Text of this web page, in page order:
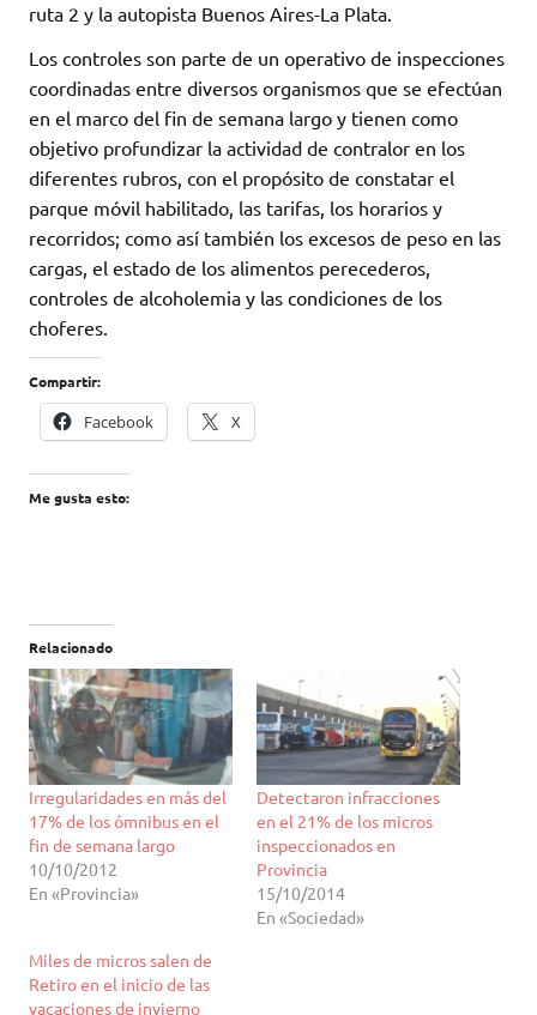
ruta 2 y la autopista Buenos Aires-La Plata.
Los controles son parte de un operativo de inspecciones
coordinadas entre diversos organismos que se efectúan
en el marco del fin de semana largo y tienen como
objetivo profundizar la actividad de contralor en los
diferentes rubros, con el propósito de constatar el
parque móvil habilitado, las tarifas, los horarios y
recorridos; como así también los excesos de peso en las
cargas, el estado de los alimentos perecederos,
controles de alcoholemia y las condiciones de los
choferes.
Compartir:
Facebook X
Me gusta esto:
Relacionado
Irregularidades en más del
17% de los ómnibus en el
fin de semana largo
10/10/2012
En «Provincia»
Detectaron infracciones
en el 21% de los micros
inspeccionados en
Provincia
15/10/2014
En «Sociedad»
Miles de micros salen de
Retiro en el inicio de las
vacaciones de invierno